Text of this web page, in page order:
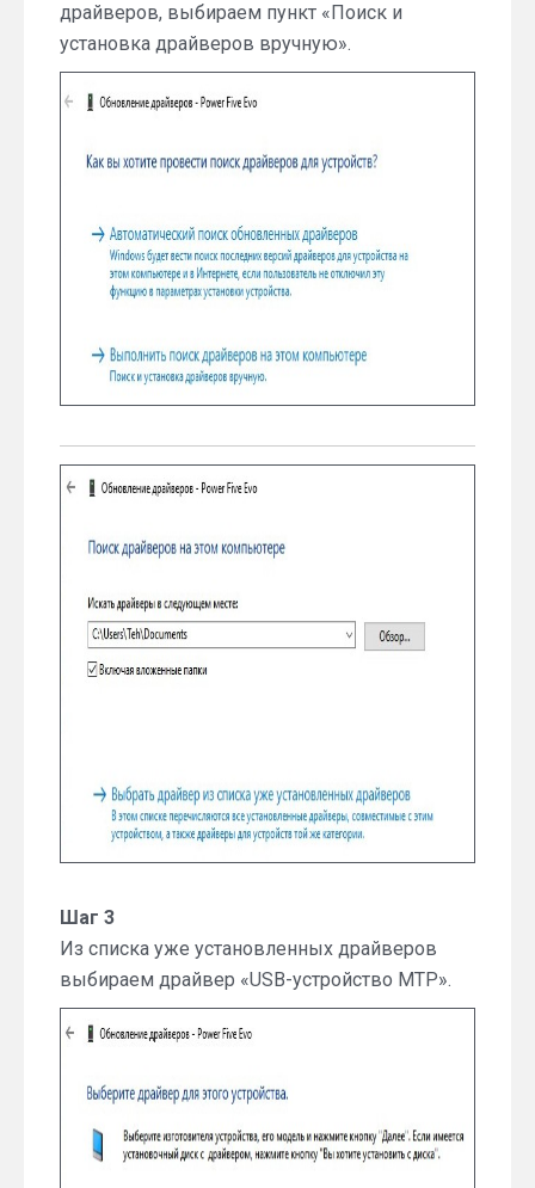
драйверов, выбираем пункт «Поиск и
установка драйверов вручную».
Шаг 3
Из списка уже установленных драйверов
выбираем драйвер «USB-устройство MTP».